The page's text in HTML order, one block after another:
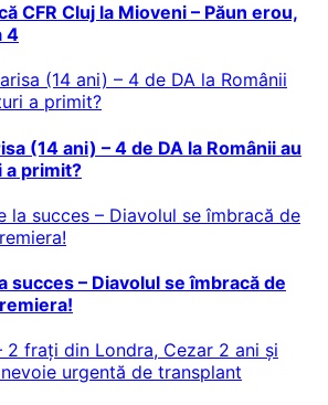
CFR Cluj la Mioveni – Păun erou,
4
(14 ani) – 4 de DA la Românii au
a primit?
succes – Diavolul se îmbracă de